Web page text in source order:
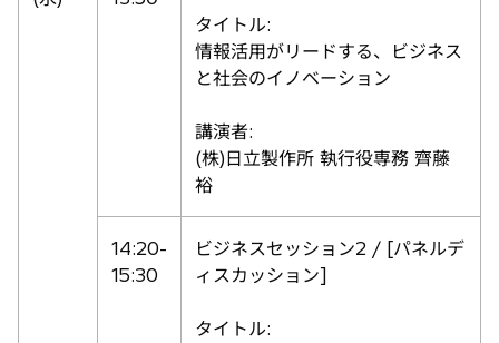
タイトル:
情報活用がリードする、ビジネス
と社会のイノベーション
講演者:
(株)日立製作所 執行役専務 齊藤
裕
14:20-
15:30
ビジネスセッション2 / [パネルデ
ィスカッション]
タイトル: